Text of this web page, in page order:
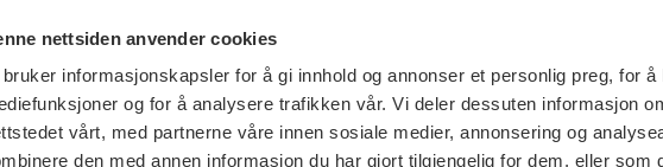
nettsiden anvender cookies
informasjonskapsler for å gi innhold og annonser et personlig preg, for
og for å analysere trafikken vår. Vi deler dessuten informasjon
vårt, med partnerne våre innen sosiale medier, annonsering og
den med annen informasjon du har gjort tilgjengelig for dem, eller som
Last